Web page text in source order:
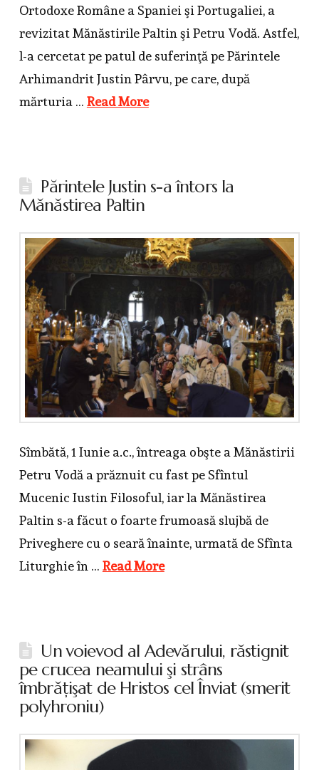
Ortodoxe Române a Spaniei şi Portugaliei, a
revizitat Mănăstirile Paltin şi Petru Vodă. Astfel,
l-a cercetat pe patul de suferinţă pe Părintele
Arhimandrit Justin Pârvu, pe care, după
mărturia … Read More
Părintele Justin s-a întors la
Mănăstirea Paltin
Sîmbătă, 1 Iunie a.c., întreaga obşte a Mănăstirii
Petru Vodă a prăznuit cu fast pe Sfîntul
Mucenic Iustin Filosoful, iar la Mănăstirea
Paltin s-a făcut o foarte frumoasă slujbă de
Priveghere cu o seară înainte, urmată de Sfînta
Liturghie în … Read More
Un voievod al Adevărului, răstignit
pe crucea neamului şi strâns
îmbrăţişat de Hristos cel Înviat (smerit
polyhroniu)